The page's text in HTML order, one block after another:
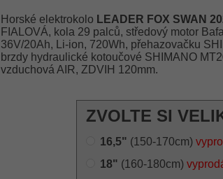
Horské elektrokolo LEADER FOX SWAN
FIALOVÁ, kola 29 palců, středový motor
36V/20Ah, Li-ion, 720Wh, přehazovačku
brzdy hydraulické kotoučové SHIMANO
vzduchová AIR, ZDVIH 120mm.
ZVOLTE SI
16,5" (150-170cm)
18" (160-180cm)